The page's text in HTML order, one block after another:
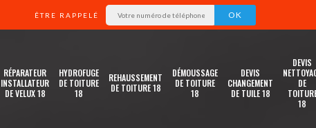
ÊTRE RAPPELÉ
RÉPARATEUR
INSTALLATEUR
DE VELUX 18
HYDROFUGE
DE TOITURE
18
REHAUSSEMENT
DE TOITURE 18
DÉMOUSSAGE
DE TOITURE
18
DEVIS
CHANGEMENT
DE TUILE 18
DEVIS
DE
18